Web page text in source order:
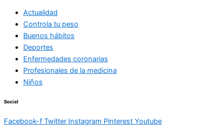
Actualidad
Controla tu peso
Buenos hábitos
Deportes
Enfermedades coronarias
Profesionales de la medicina
Niños
Social
Facebook-f Twitter Instagram Pinterest Youtube